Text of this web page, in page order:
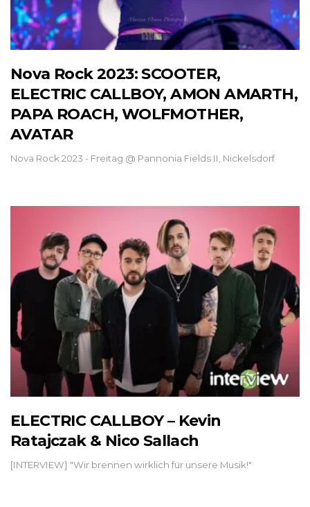
Nova Rock 2023: SCOOTER,
ELECTRIC CALLBOY, AMON AMARTH,
PAPA ROACH, WOLFMOTHER,
AVATAR
Nova Rock 2023 - Freitag @ Pannonia Fields II, Nickelsdorf
ELECTRIC CALLBOY – Kevin
Ratajczak & Nico Sallach
[INTERVIEW] "Wir brennen wirklich für unsere Musik!"